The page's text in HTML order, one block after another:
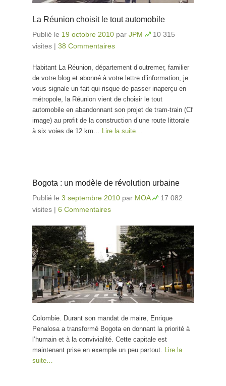
La Réunion choisit le tout automobile
Publié le 19 octobre 2010 par JPM
10 315
visites | 38 Commentaires
Habitant La Réunion, département d’outremer, familier
de votre blog et abonné à votre lettre d’information, je
vous signale un fait qui risque de passer inaperçu en
métropole, la Réunion vient de choisir le tout
automobile en abandonnant son projet de tram-train (Cf
image) au profit de la construction d’une route littorale
à six voies de 12 km… Lire la suite…
Bogota : un modèle de révolution urbaine
Publié le 3 septembre 2010 par MOA
17 082
visites | 6 Commentaires
Colombie. Durant son mandat de maire, Enrique
Penalosa a transformé Bogota en donnant la priorité à
l’humain et à la convivialité. Cette capitale est
maintenant prise en exemple un peu partout. Lire la
suite…